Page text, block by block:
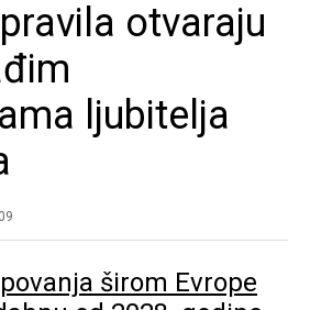
otvaraju
ljubitelja
širom Evrope